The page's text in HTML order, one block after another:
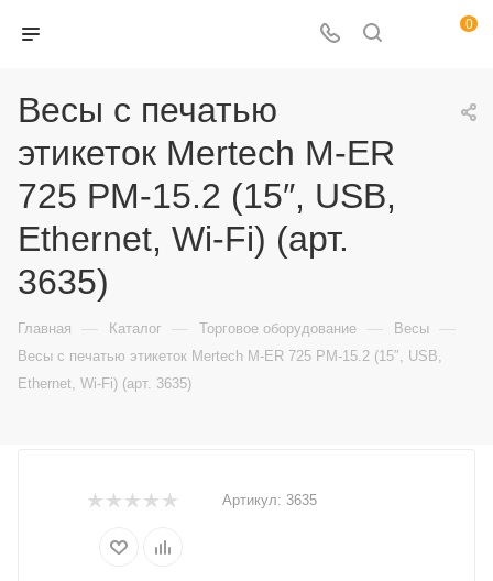
0
Весы с печатью
этикеток Mertech M-ER
725 PM-15.2 (15″, USB,
Ethernet, Wi-Fi) (арт.
3635)
Главная — Каталог — Торговое оборудование — Весы —
Весы с печатью этикеток Mertech M-ER 725 PM-15.2 (15″, USB,
Ethernet, Wi-Fi) (арт. 3635)
Артикул: 3635